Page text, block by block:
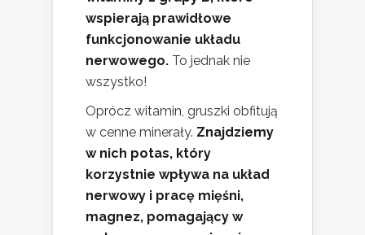
wspierają prawidłowe
funkcjonowanie układu
nerwowego. To jednak nie
wszystko!
Oprócz witamin, gruszki obfitują
w cenne minerały. Znajdziemy
w nich potas, który
korzystnie wpływa na układ
nerwowy i pracę mięśni,
magnez, pomagający w